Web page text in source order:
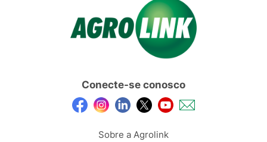
Conecte-se conosco
Sobre a Agrolink